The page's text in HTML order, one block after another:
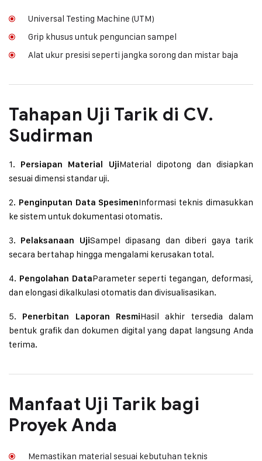
Universal Testing Machine (UTM)
Grip khusus untuk penguncian sampel
Alat ukur presisi seperti jangka sorong dan mistar baja
Tahapan Uji Tarik di CV.
Sudirman
1. Persiapan Material UjiMaterial dipotong dan disiapkan
sesuai dimensi standar uji.
2. Penginputan Data SpesimenInformasi teknis dimasukkan
ke sistem untuk dokumentasi otomatis.
3. Pelaksanaan UjiSampel dipasang dan diberi gaya tarik
secara bertahap hingga mengalami kerusakan total.
4. Pengolahan DataParameter seperti tegangan, deformasi,
dan elongasi dikalkulasi otomatis dan divisualisasikan.
5. Penerbitan Laporan ResmiHasil akhir tersedia dalam
bentuk grafik dan dokumen digital yang dapat langsung Anda
terima.
Manfaat Uji Tarik bagi
Proyek Anda
Memastikan material sesuai kebutuhan teknis